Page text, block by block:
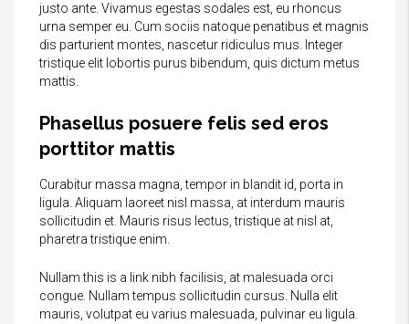
justo ante. Vivamus egestas sodales est, eu rhoncus
urna semper eu. Cum sociis natoque penatibus et magnis
dis parturient montes, nascetur ridiculus mus. Integer
tristique elit lobortis purus bibendum, quis dictum metus
mattis.
Phasellus posuere felis sed eros
porttitor mattis
Curabitur massa magna, tempor in blandit id, porta in
ligula. Aliquam laoreet nisl massa, at interdum mauris
sollicitudin et. Mauris risus lectus, tristique at nisl at,
pharetra tristique enim.
Nullam this is a link nibh facilisis, at malesuada orci
congue. Nullam tempus sollicitudin cursus. Nulla elit
mauris, volutpat eu varius malesuada, pulvinar eu ligula.